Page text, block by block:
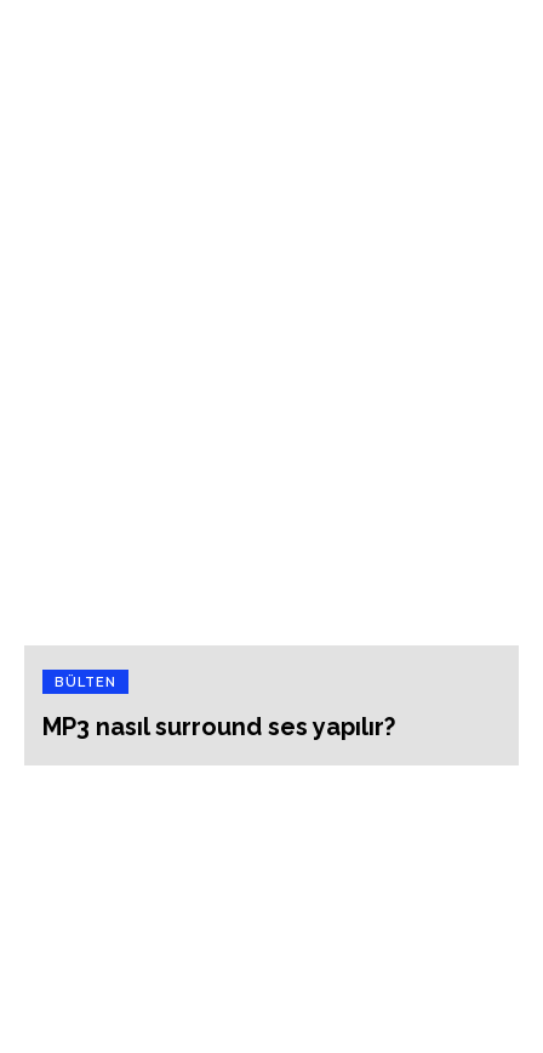
BÜLTEN
MP3 nasıl surround ses yapılır?